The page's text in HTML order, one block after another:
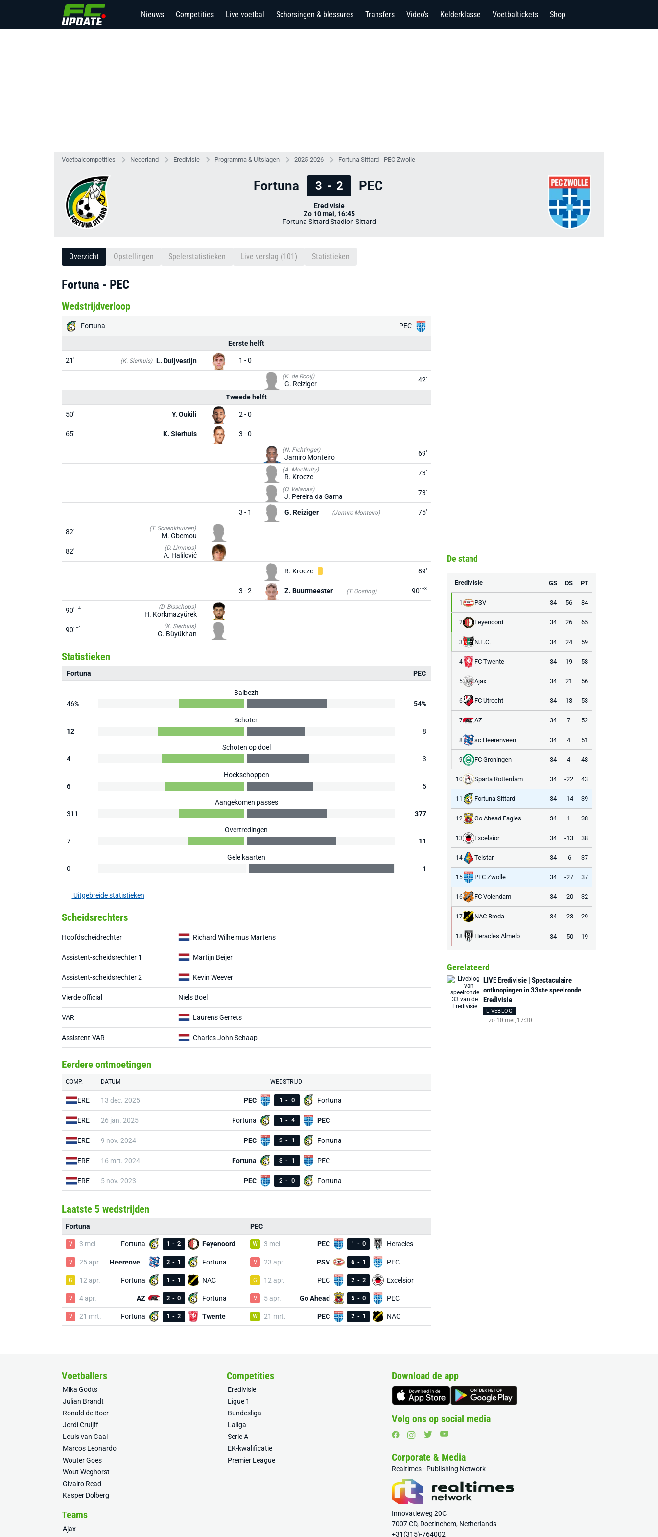
Nieuws Competities Live voetbal Schorsingen & blessures Transfers Video's Kelderklasse Voetbaltickets Shop
Voetbalcompetities Nederland Eredivisie Programma & Uitslagen 2025-2026 Fortuna Sittard - PEC Zwolle
Fortuna 3 - 2 PEC
Eredivisie
Zo 10 mei, 16:45
Fortuna Sittard Stadion Sittard
Overzicht Opstellingen Spelerstatistieken Live verslag (101) Statistieken
Fortuna - PEC
Wedstrijdverloop
Fortuna PEC
Eerste helft
21' (K. Sierhuis) L. Duijvestijn 1 - 0
(K. de Rooij)
G. Reiziger 42'
Tweede helft
50' Y. Oukili 2 - 0
65' K. Sierhuis 3 - 0
(N. Fichtinger)
Jamiro Monteiro 69'
(A. MacNulty)
R. Kroeze 73'
(O. Velanas)
J. Pereira da Gama 73'
3 - 1 G. Reiziger (Jamiro Monteiro) 75'
82' (T. Schenkhuizen)
M. Gbemou
82'
(D. Limnios)
A. Halilović
R. Kroeze
89'
3 - 2 Z. Buurmeester (T. Oosting) 90' +3
90' +4 (D. Bisschops)
H. Korkmazyürek
90' +4 (K. Sierhuis)
G. Büyükhan
Statistieken
Fortuna PEC
Balbezit
46%
54%
Schoten
12
8
Schoten op doel
4
3
Hoekschoppen
6
5
Aangekomen passes
311
377
Overtredingen
7
11
Gele kaarten
0
1
Uitgebreide statistieken
Scheidsrechters
Hoofdscheidrechter Richard Wilhelmus Martens
Assistent-scheidsrechter 1 Martijn Beijer
Assistent-scheidsrechter 2 Kevin Weever
Vierde official Niels Boel
VAR Laurens Gerrets
Assistent-VAR Charles John Schaap
Eerdere ontmoetingen
COMP. DATUM WEDSTRIJD
ERE 13 dec. 2025 PEC 1 - 0 Fortuna
ERE 26 jan. 2025 Fortuna 1 - 4 PEC
ERE 9 nov. 2024 PEC 3 - 1 Fortuna
ERE 16 mrt. 2024 Fortuna 3 - 1 PEC
ERE 5 nov. 2023 PEC 2 - 0 Fortuna
Laatste 5 wedstrijden
Fortuna
V 3 mei Fortuna 1 - 2 Feyenoord
V 25 apr. Heerenveen 2 - 1 Fortuna
G 12 apr. Fortuna 1 - 1 NAC
V 4 apr. AZ 2 - 0 Fortuna
V 21 mrt. Fortuna 1 - 2 Twente
PEC
W 3 mei PEC 1 - 0 Heracles
V 23 apr. PSV 6 - 1 PEC
G 12 apr. PEC 2 - 2 Excelsior
V 5 apr. Go Ahead 5 - 0 PEC
W 21 mrt. PEC 2 - 1 NAC
De stand
Eredivisie GS DS PT
1 PSV 34 56 84
2 Feyenoord 34 26 65
3 N.E.C. 34 24 59
4 FC Twente 34 19 58
5 Ajax 34 21 56
6 FC Utrecht 34 13 53
7 AZ 34 7 52
8 sc Heerenveen 34 4 51
9 FC Groningen 34 4 48
10 Sparta Rotterdam 34 -22 43
11 Fortuna Sittard 34 -14 39
12 Go Ahead Eagles 34 1 38
13 Excelsior 34 -13 38
14 Telstar 34 -6 37
15 PEC Zwolle 34 -27 37
16 FC Volendam 34 -20 32
17 NAC Breda 34 -23 29
18 Heracles Almelo 34 -50 19
Gerelateerd
LIVE Eredivisie | Spectaculaire
ontknopingen in 33ste speelronde
Eredivisie
LIVEBLOG
zo 10 mei, 17:30
Voetballers
Mika Godts
Julian Brandt
Ronald de Boer
Jordi Cruijff
Louis van Gaal
Marcos Leonardo
Wouter Goes
Wout Weghorst
Givairo Read
Kasper Dolberg
Competities
Eredivisie
Ligue 1
Bundesliga
Laliga
Serie A
EK-kwalificatie
Premier League
Teams
Ajax
Download de app
Volg ons op social media
Corporate & Media
Realtimes - Publishing Network
Innovatieweg 20C
7007 CD, Doetinchem, Netherlands
+31(315)-764002